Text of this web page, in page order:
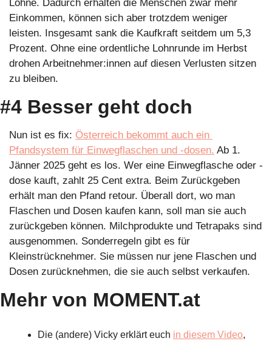
Löhne. Dadurch erhalten die Menschen zwar mehr
Einkommen, können sich aber trotzdem weniger
leisten. Insgesamt sank die Kaufkraft seitdem um 5,3
Prozent. Ohne eine ordentliche Lohnrunde im Herbst
drohen Arbeitnehmer:innen auf diesen Verlusten sitzen
zu bleiben.
#4 Besser geht doch
Nun ist es fix: Österreich bekommt auch ein
Pfandsystem für Einwegflaschen und -dosen. Ab 1.
Jänner 2025 geht es los. Wer eine Einwegflasche oder -
dose kauft, zahlt 25 Cent extra. Beim Zurückgeben
erhält man den Pfand retour. Überall dort, wo man
Flaschen und Dosen kaufen kann, soll man sie auch
zurückgeben können. Milchprodukte und Tetrapaks sind
ausgenommen. Sonderregeln gibt es für
Kleinstrücknehmer. Sie müssen nur jene Flaschen und
Dosen zurücknehmen, die sie auch selbst verkaufen.
Mehr von MOMENT.at
Die (andere) Vicky erklärt euch in diesem Video,